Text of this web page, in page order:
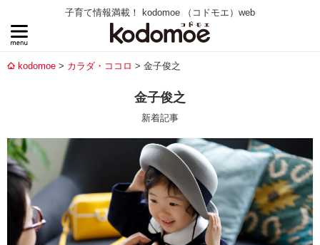
子育て情報満載！ kodomoe （コドモエ）web
kodomoe カラダ・ココロ 金子俊之
金子俊之
新着記事